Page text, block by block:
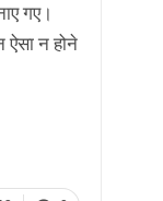
गए।
ऐसा न होने